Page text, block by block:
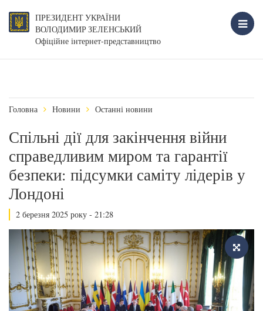
ПРЕЗИДЕНТ УКРАЇНИ
ВОЛОДИМИР ЗЕЛЕНСЬКИЙ
Офіційне інтернет-представництво
Головна Новини Останні новини
Спільні дії для закінчення війни
справедливим миром та гарантії
безпеки: підсумки саміту лідерів у
Лондоні
2 березня 2025 року - 21:28